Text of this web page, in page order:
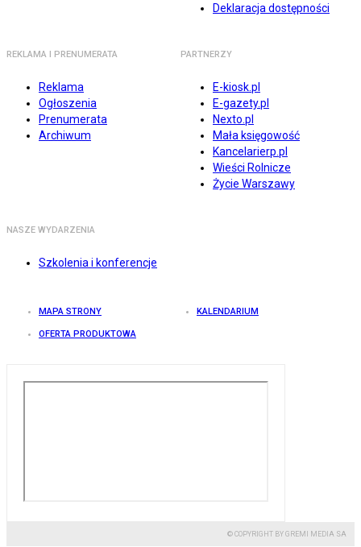
Deklaracja dostępności
REKLAMA I PRENUMERATA
Reklama
Ogłoszenia
Prenumerata
Archiwum
PARTNERZY
E-kiosk.pl
E-gazety.pl
Nexto.pl
Mała księgowość
Kancelarierp.pl
Wieści Rolnicze
Życie Warszawy
NASZE WYDARZENIA
Szkolenia i konferencje
MAPA STRONY KALENDARIUM
OFERTA PRODUKTOWA
© COPYRIGHT BY GREMI MEDIA SA